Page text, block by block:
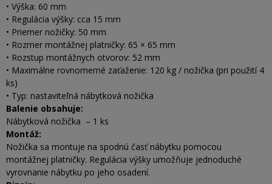
• Výška: 60 mm
• Regulácia výšky: cca 15 mm
• Priemer nožičky: 50 mm
• Rozmer montážnej platničky: 65 × 65 mm
• Rozstup montážnych otvorov: 52 mm
• Maximálne rovnomerné zaťaženie: 120 kg / nožička (pri použití 4
ks)
• Typ: nastaviteľná nábytková nožička
Balenie obsahuje:
Nábytková nožička – 1 ks
Montáž:
Nožička sa montuje na spodnú časť nábytku pomocou
montážnej platničky. Regulácia výšky umožňuje jednoduché
vyrovnanie nábytku po jeho osadení.